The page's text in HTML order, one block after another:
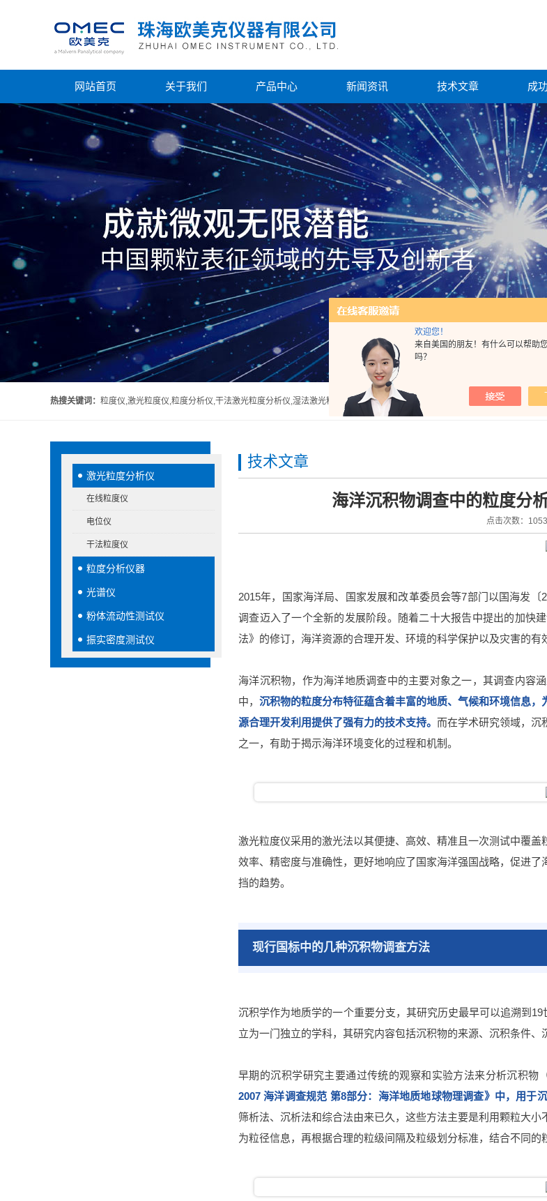
欢迎您！
来自美国的朋友！有什么可以帮助
吗？
网站首页 关于我们 产品中心 新闻资讯 技术文章 成
热搜关键词： 粒度仪,激光粒度仪,粒度分析仪,干法激光粒度分析仪,湿法激光粒度分析仪
激光粒度分析仪
在线粒度仪
电位仪
干法粒度仪
粒度分析仪器
光谱仪
粉体流动性测试仪
振实密度测试仪
技术文章
海洋沉积物调查中的粒度分
点击次数：
2015年，国家海洋局、国家发展和改革委员会等7部门以国海发
调查迈入了一个全新的发展阶段。随着二十大报告中提出的加快
法》的修订，海洋资源的合理开发、环境的科学保护以及灾害的
海洋沉积物，作为海洋地质调查中的主要对象之一，其调查内容
中， 沉积物的粒度分布特征蕴含着丰富的地质、气候和环境信息
源合理开发利用提供了强有力的技术支持。 而在学术研究领域，沉
之一，有助于揭示海洋环境变化的过程和机制。
激光粒度仪采用的激光法以其便捷、高效、精准且一次测试中覆
效率、精密度与准确性，更好地响应了国家海洋强国战略，促进
挡的趋势。
现行国标中的几种沉积物调查方法
沉积学作为地质学的一个重要分支，其研究历史最早可以追溯到
立为一门独立的学科，其研究内容包括沉积物的来源、沉积条件
早期的沉积学研究主要通过传统的观察和实验方法来分析沉积物
2007 海洋调查规范 第8部分：海洋地质地球物理调查》中，用于
筛析法、沉析法和综合法由来已久，这些方法主要是利用颗粒大
为粒径信息，再根据合理的粒级间隔及粒级划分标准，结合不同